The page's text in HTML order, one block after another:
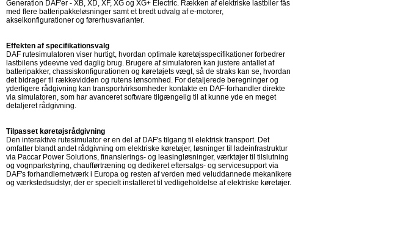
Generation DAF'er - XB, XD, XF, XG og XG+ Electric. Rækken af elektriske lastbiler fås
med flere batteripakkeløsninger samt et bredt udvalg af e-motorer,
akselkonfigurationer og førerhusvarianter.
Effekten af specifikationsvalg
DAF rutesimulatoren viser hurtigt, hvordan optimale køretøjsspecifikationer forbedrer
lastbilens ydeevne ved daglig brug. Brugere af simulatoren kan justere antallet af
batteripakker, chassiskonfigurationen og køretøjets vægt, så de straks kan se, hvordan
det bidrager til rækkevidden og rutens lønsomhed. For detaljerede beregninger og
yderligere rådgivning kan transportvirksomheder kontakte en DAF-forhandler direkte
via simulatoren, som har avanceret software tilgængelig til at kunne yde en meget
detaljeret rådgivning.
Tilpasset køretøjsrådgivning
Den interaktive rutesimulator er en del af DAF's tilgang til elektrisk transport. Det
omfatter blandt andet rådgivning om elektriske køretøjer, løsninger til ladeinfrastruktur
via Paccar Power Solutions, finansierings- og leasingløsninger, værktøjer til tilslutning
og vognparkstyring, chaufførtræning og dedikeret eftersalgs- og servicesupport via
DAF's forhandlernetværk i Europa og resten af verden med veluddannede mekanikere
og værkstedsudstyr, der er specielt installeret til vedligeholdelse af elektriske køretøjer.